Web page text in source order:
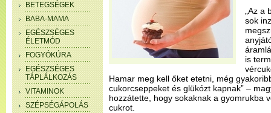
BETEGSÉGEK
BABA-MAMA
EGÉSZSÉGES
ÉLETMÓD
FOGYÓKÚRA
EGÉSZSÉGES
TÁPLÁLKOZÁS
VITAMINOK
SZÉPSÉGÁPOLÁS
„Az
sok
is
Hamar meg kell őket etetni, még
cukorcseppeket és glükózt kapnak” –
hozzátette, hogy sokaknak a gyomrukba
cukrot.